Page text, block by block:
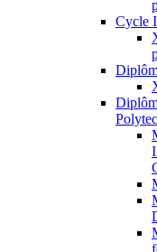
Cycle